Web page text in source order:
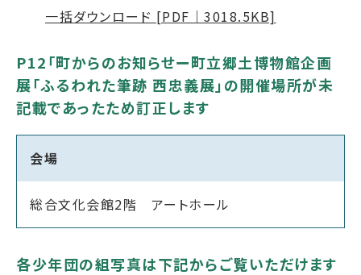
一括ダウンロード [PDF｜3018.5KB]
P12「町からのお知らせー町立郷土博物館企画
展「ふるわれた筆跡 西忠義展」の開催場所が未
記載であったため訂正します
会場
総合文化会館2階 アートホール
各少年団の組写真は下記からご覧いただけます